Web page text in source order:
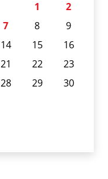
1
2
7 8
9
14 15
16
21 22
23
28 29
30